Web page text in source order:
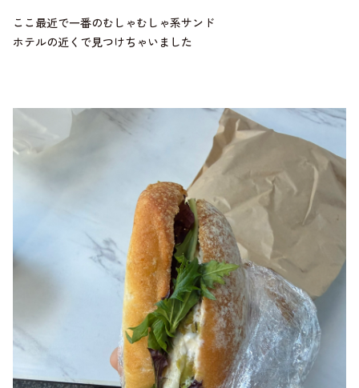
ここ最近で一番のむしゃむしゃ系サンド
ホテルの近くで見つけちゃいました